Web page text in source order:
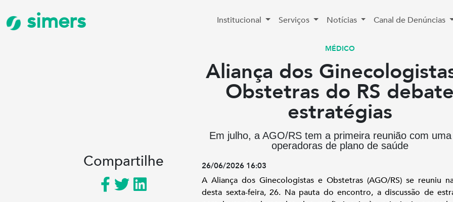
simers Institucional Serviços Notícias Canal de Denúncias
MÉDICO
Aliança dos
Obstetras do RS debate
estratégias
Em julho, a AGO/RS tem a primeira reunião com
operadoras de plano de saúde
Compartilhe 26/06/2026 16:03
A Aliança dos Ginecologistas e Obstetras (AGO/RS) se reuniu
desta sexta-feira, 26. Na pauta do encontro, a discussão de